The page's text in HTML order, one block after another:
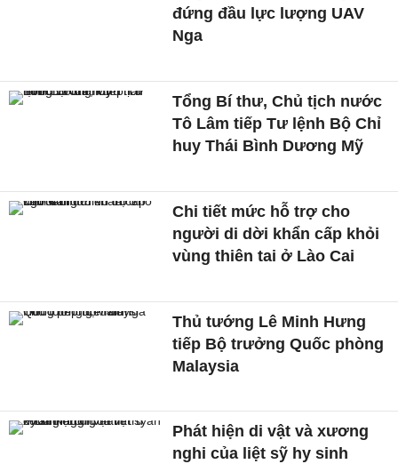
đứng đầu lực lượng UAV
Nga
Tổng Bí thư, Chủ tịch nước
Tô Lâm tiếp Tư lệnh Bộ Chỉ
huy Thái Bình Dương Mỹ
Chi tiết mức hỗ trợ cho
người di dời khẩn cấp khỏi
vùng thiên tai ở Lào Cai
Thủ tướng Lê Minh Hưng
tiếp Bộ trưởng Quốc phòng
Malaysia
Phát hiện di vật và xương
nghi của liệt sỹ hy sinh